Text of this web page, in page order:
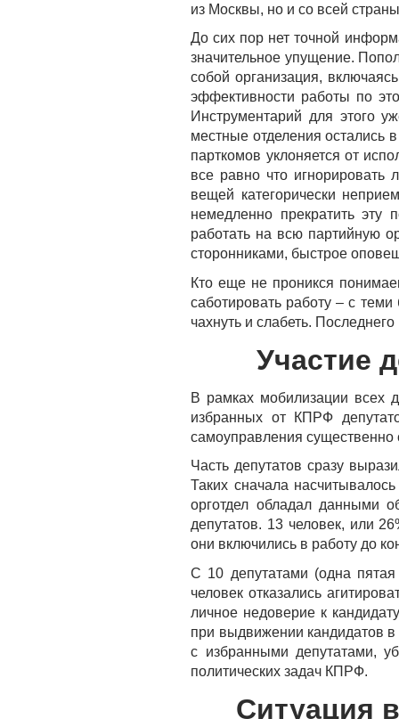
из Москвы, но и со всей
До сих пор нет точной
значительное упущение.
собой организация,
эффективности работы по
Инструментарий для этого
местные отделения остались
парткомов уклоняется от
все равно что
вещей категорически
немедленно прекратить эту
работать на всю партийную
сторонниками, быстрое
Кто еще не проникся
саботировать работу – с теми
чахнуть и слабеть.
Участие
В рамках мобилизации всех
избранных от КПРФ
самоуправления
Часть депутатов сразу
Таких сначала
орготдел обладал данными
депутатов. 13 человек, или
они включились в работу до
С 10 депутатами (одна
человек отказались
личное недоверие к
при выдвижении кандидатов
с избранными депутатами,
политических задач КПРФ.
Ситуация